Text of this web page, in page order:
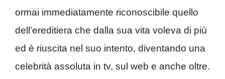
ormai immediatamente riconoscibile quello
dell’ereditiera che dalla sua vita voleva di più
ed è riuscita nel suo intento, diventando una
celebrità assoluta in tv, sul web e anche oltre.